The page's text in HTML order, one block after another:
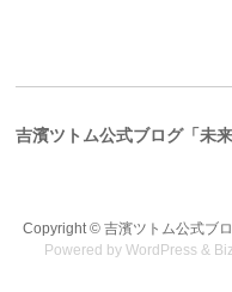
吉濱ツトム公式ブログ「未
Copyright © 吉濱ツトム公式ブ
Powered byWordPress &